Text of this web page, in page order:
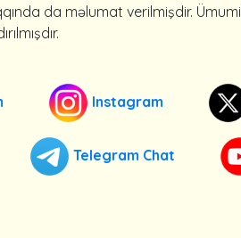
da məlumat verilmişdir.
Instagram
Telegram Chat